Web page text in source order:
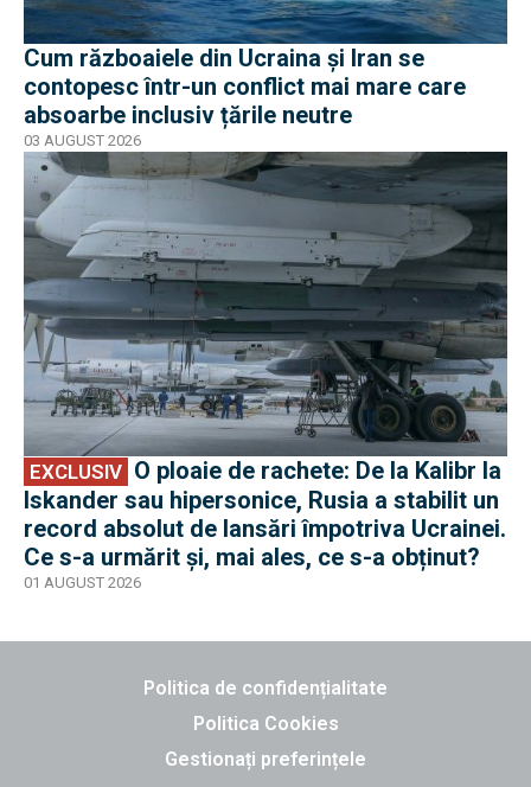
Cum războaiele din Ucraina și Iran se
contopesc într-un conflict mai mare care
absoarbe inclusiv țările neutre
03 AUGUST 2026
EXCLUSIV
EXCLUSIV
Iskander sau hipersonice, Rusia a stabilit un
record absolut de lansări împotriva Ucrainei.
Ce s-a urmărit și, mai ales, ce s-a obținut?
01 AUGUST 2026
Politica de confidențialitate
Politica Cookies
Gestionați preferințele